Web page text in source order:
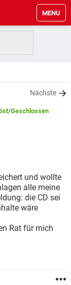
MENU
Nächste
/Geschlossen
und wollte
alle meine
die CD sei
wäre
Rat für mich